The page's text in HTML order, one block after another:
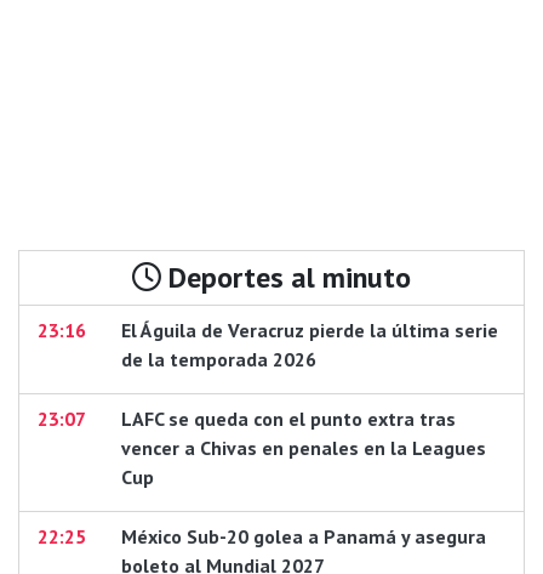
Deportes al minuto
23:16
El Águila de Veracruz pierde la última serie
de la temporada 2026
23:07
LAFC se queda con el punto extra tras
vencer a Chivas en penales en la Leagues
Cup
22:25
México Sub-20 golea a Panamá y asegura
boleto al Mundial 2027